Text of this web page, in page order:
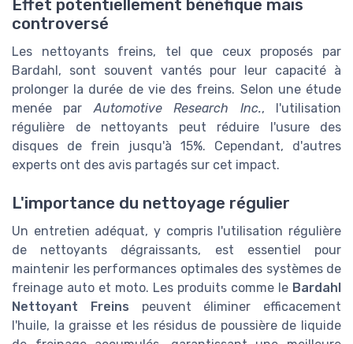
Effet potentiellement bénéfique mais
controversé
Les nettoyants freins, tel que ceux proposés par
Bardahl, sont souvent vantés pour leur capacité à
prolonger la durée de vie des freins. Selon une étude
menée par Automotive Research Inc., l'utilisation
régulière de nettoyants peut réduire l'usure des
disques de frein jusqu'à 15%. Cependant, d'autres
experts ont des avis partagés sur cet impact.
L'importance du nettoyage régulier
Un entretien adéquat, y compris l'utilisation régulière
de nettoyants dégraissants, est essentiel pour
maintenir les performances optimales des systèmes de
freinage auto et moto. Les produits comme le Bardahl
Nettoyant Freins peuvent éliminer efficacement
l'huile, la graisse et les résidus de poussière de liquide